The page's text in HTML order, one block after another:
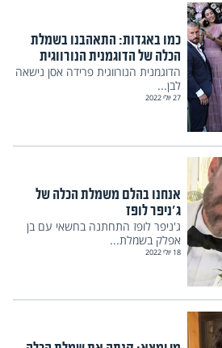
כמו באגדות: התאהבנו בשמלת
הכלה של הדוגמנית הנורווגית
הדוגמנית הנורווגית פרידה אסן נישאה
לבן...
27 יולי 2022
אנחנו בהלם משמלת הכלה של
ג'ניפר לופז
ג'ניפר לופז התחתנה בחשאי עם בן
אפלק בשמלת...
18 יולי 2022